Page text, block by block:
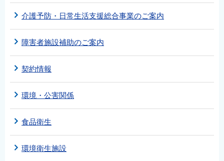
介護予防・日常生活支援総合事業のご案内
障害者施設補助のご案内
契約情報
環境・公害関係
食品衛生
環境衛生施設